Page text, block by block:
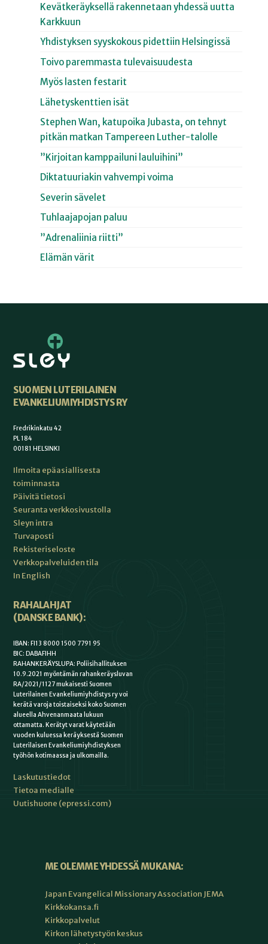
Kevätkeräyksellä rakennetaan yhdessä uutta
Karkkuun
Yhdistyksen syyskokous pidettiin Helsingissä
Toivo paremmasta tulevaisuudesta
Myös lasten festarit
Lähetyskenttien isät
Stephen Wan, katupoika Jubasta, on tehnyt
pitkän matkan Tampereen Luther-talolle
”Kirjoitan kamppailuni lauluihini”
Diktatuuriakin vahvempi voima
Severin sävelet
Tuhlaajapojan paluu
”Adrenaliinia riitti”
Elämän värit
SUOMEN LUTERILAINEN
EVANKELIUMIYHDISTYS RY
Fredrikinkatu 42
PL 184
00181 HELSINKI
Ilmoita epäasiallisesta
toiminnasta
Päivitä tietosi
Seuranta verkkosivustolla
Sleyn intra
Turvaposti
Rekisteriseloste
Verkkopalveluiden tila
In English
RAHALAHJAT
(DANSKE BANK):
IBAN: FI13 8000 1500 7791 95
BIC: DABAFIHH
RAHANKERÄYSLUPA: Poliisihallituksen
10.9.2021 myöntämän rahankeräysluvan
RA/2021/1127 mukaisesti Suomen
Luterilainen Evankeliumiyhdistys ry voi
kerätä varoja toistaiseksi koko Suomen
alueella Ahvenanmaata lukuun
ottamatta. Kerätyt varat käytetään
vuoden kuluessa keräyksestä Suomen
Luterilaisen Evankeliumiyhdistyksen
työhön kotimaassa ja ulkomailla.
Laskutustiedot
Tietoa medialle
Uutishuone (epressi.com)
ME OLEMME YHDESSÄ MUKANA:
Japan Evangelical Missionary Association JEMA
Kirkkokansa.fi
Kirkkopalvelut
Kirkon lähetystyön keskus